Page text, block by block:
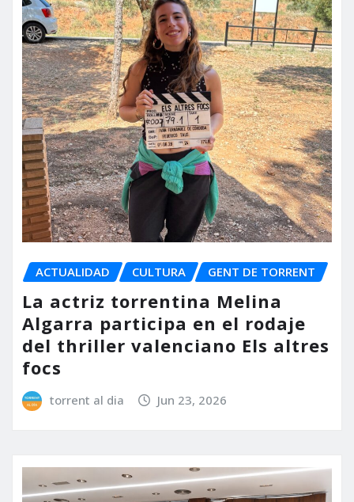
ACTUALIDAD CULTURA GENT DE TORRENT
La actriz torrentina Melina
Algarra participa en el rodaje
del thriller valenciano Els altres
focs
torrent al dia Jun 23, 2026